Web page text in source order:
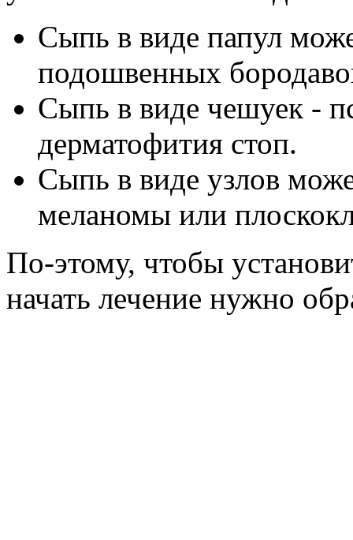
Сыпь в виде папул
подошвенных
Сыпь в виде чешуек -
дерматофития стоп.
Сыпь в виде узлов
меланомы или
По-этому, чтобы
начать лечение нужно